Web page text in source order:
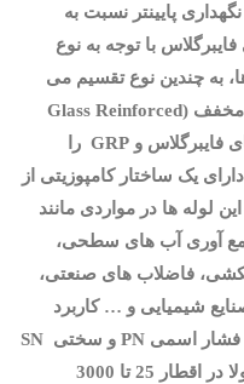
پایینتر نسبت به
فایبرگلاس با توجه به نوع
به چندین نوع تقسیم می
مخفف
(Glass Reinforced
فایبرگلاس و GRP را
دارای یک ساختار کامپوزیتی از
این لوله ها در مواردی مانند
آوری آب های سطحی،
فاضلاب های صنعتی،
شیمیایی و … کاربرد
فشار اسمی و سختی
طبقه بندی می گردند این لوله ها معمولا در اقطار 25 تا 3000